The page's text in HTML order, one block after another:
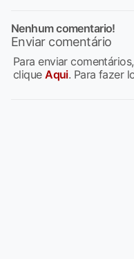
Nenhum comentario!
Enviar comentário
Para enviar
cliqueAqui. Para fazer